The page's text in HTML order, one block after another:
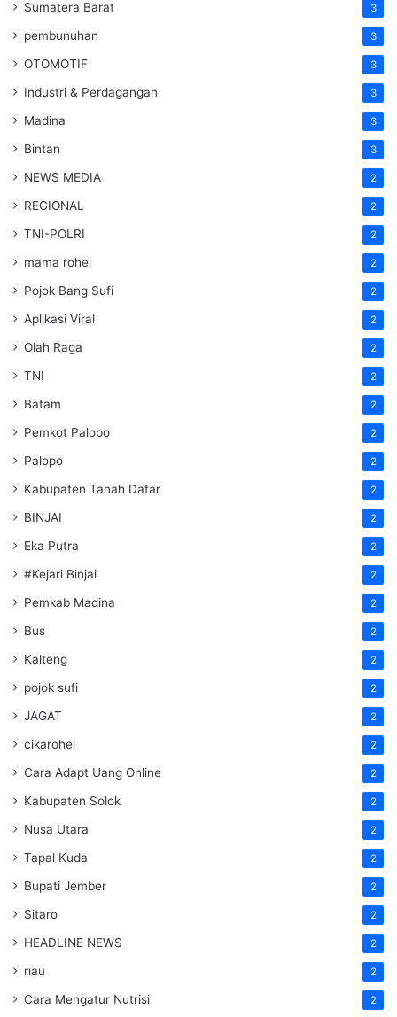
Sumatera Barat 3
pembunuhan 3
OTOMOTIF 3
Industri & Perdagangan 3
Madina 3
Bintan 3
NEWS MEDIA 2
REGIONAL 2
TNI-POLRI 2
mama rohel 2
Pojok Bang Sufi 2
Aplikasi Viral 2
Olah Raga 2
TNI 2
Batam 2
Pemkot Palopo 2
Palopo 2
Kabupaten Tanah Datar 2
BINJAI 2
Eka Putra 2
#Kejari Binjai 2
Pemkab Madina 2
Bus 2
Kalteng 2
pojok sufi 2
JAGAT 2
cikarohel 2
Cara Adapt Uang Online 2
Kabupaten Solok 2
Nusa Utara 2
Tapal Kuda 2
Bupati Jember 2
Sitaro 2
HEADLINE NEWS 2
riau 2
Cara Mengatur Nutrisi 2